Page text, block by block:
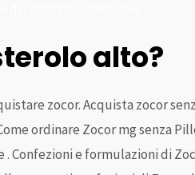
alto?
zocor. Acquista zocor
ordinare Zocor mgsenza
Confezioni e formulazioni di